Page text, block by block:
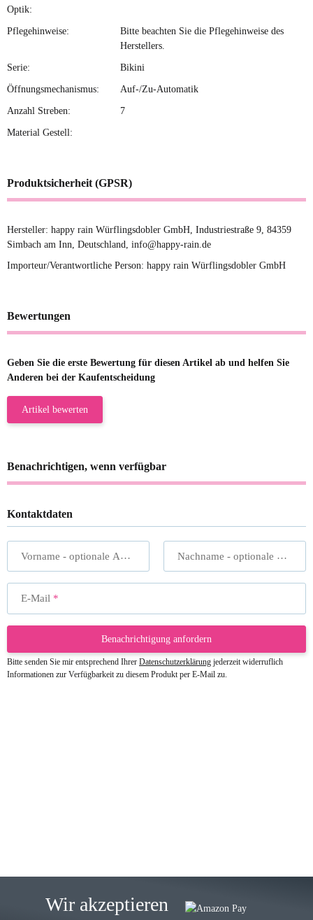
Optik:
Pflegehinweise:
Bitte beachten Sie die Pflegehinweise des
Herstellers.
Serie: Bikini
Öffnungsmechanismus: Auf-/Zu-Automatik
Anzahl Streben: 7
Material Gestell:
Produktsicherheit (GPSR)
Hersteller: happy rain Würflingsdobler GmbH, Industriestraße 9, 84359
Simbach am Inn, Deutschland, info@happy-rain.de
Importeur/Verantwortliche Person: happy rain Würflingsdobler GmbH
Bewertungen
Geben Sie die erste Bewertung für diesen Artikel ab und helfen Sie
Anderen bei der Kaufentscheidung
Artikel bewerten
Benachrichtigen, wenn verfügbar
Kontaktdaten
Vorname - optionale Angabe Nachname - optionale Angabe
E-Mail
Benachrichtigung anfordern
Bitte senden Sie mir entsprechend Ihrer Datenschutzerklärung jederzeit widerruflich
Informationen zur Verfügbarkeit zu diesem Produkt per E-Mail zu.
Lieferung, man kann bedenkenlos
Wir akzeptieren